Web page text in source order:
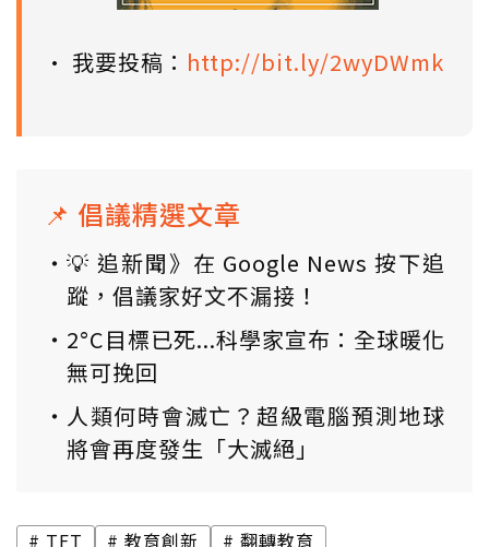
• 我要投稿： http://bit.ly/2wyDWmk
📌 倡議精選文章
💡 追新聞》在 Google News 按下追
蹤，倡議家好文不漏接！
2°C目標已死...科學家宣布：全球暖化
無可挽回
人類何時會滅亡？超級電腦預測地球
將會再度發生「大滅絕」
TFT 教育創新 翻轉教育